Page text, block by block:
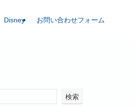
Disney お問い合わせフォーム
検索